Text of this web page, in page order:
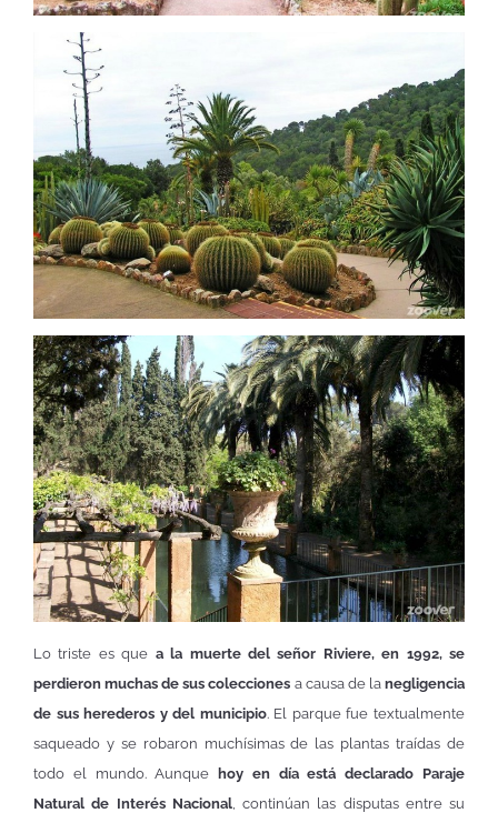
Lo triste es que a la muerte del señor Riviere, en 1992, se
perdieron muchas de sus colecciones a causa de lanegligencia
de sus herederos y del municipio. El parque fue textualmente
saqueado y se robaron muchísimas de las plantas traídas de
todo el mundo. Aunque
hoy en día está declarado Paraje
Natural de Interés Nacional, continúan las disputas entre su